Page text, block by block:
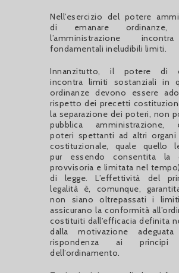
Nell’esercizio del potere
di emanare ordinanze,
l’amministrazione
fondamentali ineludibili limiti.
Innanzitutto, il potere di
incontra limiti sostanziali in
ordinanze devono essere
rispetto dei precetti
la separazione dei poteri, non
pubblica amministrazione,
poteri spettanti ad altri
costituzionale, quale quello
pur essendo consentita la
provvisoria e limitata nel
di legge. L’effettività del
legalità è, comunque,
non siano oltrepassati i
assicurano la conformità
costituiti dall’efficacia definita
dalla motivazione
rispondenza ai principi
dell’ordinamento.